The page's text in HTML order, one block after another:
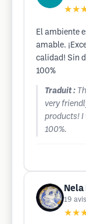
El ambiente
amable.
calidad! Sin
100%
Traduit :
very
products! I
100%.
Nela
19 avis